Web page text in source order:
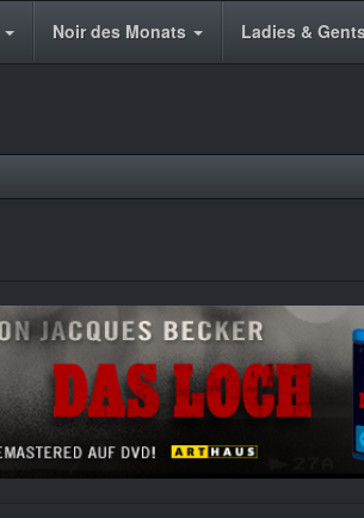
Noir des Monats Ladies &